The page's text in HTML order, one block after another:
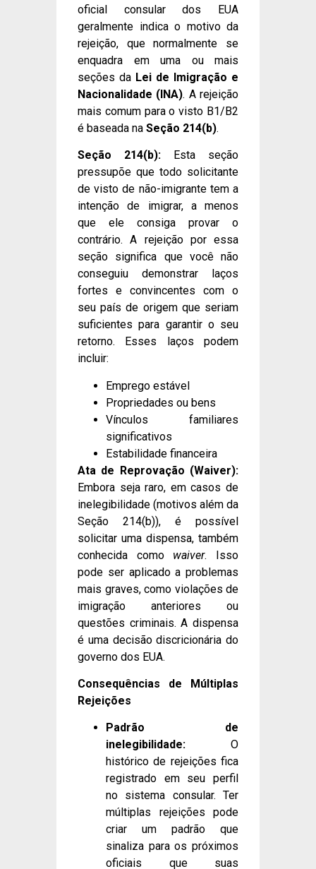
oficial consular dos EUA
geralmente indica o motivo da
rejeição, que normalmente se
enquadra em uma ou mais
seções da Lei de Imigração e
Nacionalidade (INA). A rejeição
mais comum para o visto B1/B2
é baseada na Seção 214(b).
Seção 214(b): Esta seção
pressupõe que todo solicitante
de visto de não-imigrante tem a
intenção de imigrar, a menos
que ele consiga provar o
contrário. A rejeição por essa
seção significa que você não
conseguiu demonstrar laços
fortes e convincentes com o
seu país de origem que seriam
suficientes para garantir o seu
retorno. Esses laços podem
incluir:
Emprego estável
Propriedades ou bens
Vínculos familiares
significativos
Estabilidade financeira
Ata de Reprovação (Waiver):
Embora seja raro, em casos de
inelegibilidade (motivos além da
Seção 214(b)), é possível
solicitar uma dispensa, também
conhecida como waiver. Isso
pode ser aplicado a problemas
mais graves, como violações de
imigração anteriores ou
questões criminais. A dispensa
é uma decisão discricionária do
governo dos EUA.
Consequências de Múltiplas
Rejeições
Padrão de
inelegibilidade: O
histórico de rejeições fica
registrado em seu perfil
no sistema consular. Ter
múltiplas rejeições pode
criar um padrão que
sinaliza para os próximos
oficiais que suas